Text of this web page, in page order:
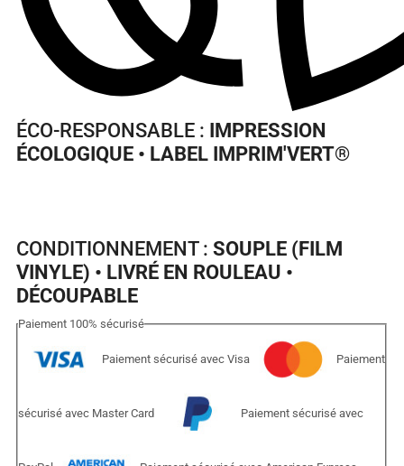
ÉCO-RESPONSABLE : IMPRESSION
ÉCOLOGIQUE • LABEL IMPRIM'VERT®
CONDITIONNEMENT : SOUPLE (FILM
VINYLE) • LIVRÉ EN ROULEAU •
DÉCOUPABLE
Paiement 100% sécurisé
Paiement sécurisé avec Visa Paiement
sécurisé avec Master Card Paiement sécurisé avec